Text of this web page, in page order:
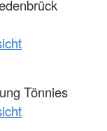
Tönnies